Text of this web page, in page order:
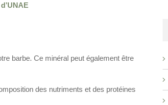
barbe. Ce minéral peut également être
des nutriments et des protéines